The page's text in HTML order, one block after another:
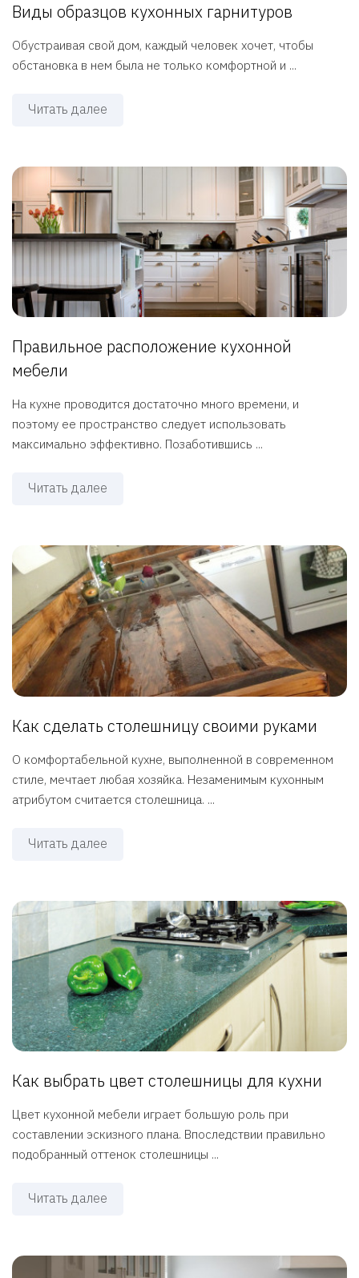
Виды образцов кухонных гарнитуров
Обустраивая свой дом, каждый человек хочет, чтобы
обстановка в нем была не только комфортной и ...
Читать далее
Правильное расположение кухонной
мебели
На кухне проводится достаточно много времени, и
поэтому ее пространство следует использовать
максимально эффективно. Позаботившись ...
Читать далее
Как сделать столешницу своими руками
О комфортабельной кухне, выполненной в современном
стиле, мечтает любая хозяйка. Незаменимым кухонным
атрибутом считается столешница. ...
Читать далее
Как выбрать цвет столешницы для кухни
Цвет кухонной мебели играет большую роль при
составлении эскизного плана. Впоследствии правильно
подобранный оттенок столешницы ...
Читать далее